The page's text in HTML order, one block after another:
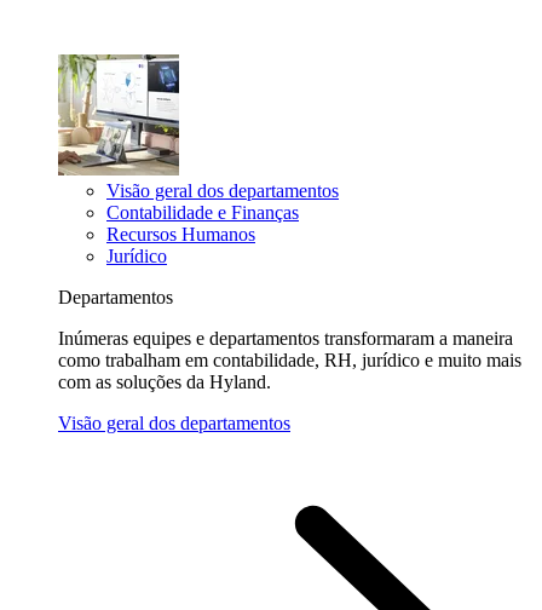
Visão geral dos departamentos
Contabilidade e Finanças
Recursos Humanos
Jurídico
Departamentos
Inúmeras equipes e departamentos transformaram a maneira
como trabalham em contabilidade, RH, jurídico e muito mais
com as soluções da Hyland.
Visão geral dos departamentos